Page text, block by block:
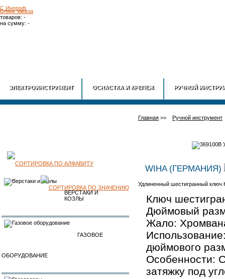
Бланк заказа
товаров: -
на сумму: -
ЭЛЕКТРОИНСТРУМЕНТ ОСНАСТКА И КРЕПЕЖ РУЧНОЙ
ПРОДУКЦИИ
ВЕРСТАКИ И
КОЗЛЫ
ГАЗОВОЕ
ОБОРУДОВАНИЕ
Главная >> Ручной инструмент
WIHA (ГЕРМАНИЯ)
Удлиненный шестигранный
Ключ
Дюймовый
Жало:
дюймового
Особенности:
затяжку под